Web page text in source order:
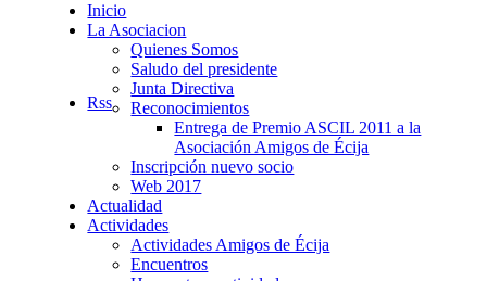
Rss
Inicio
La Asociacion
Quienes Somos
Saludo del presidente
Junta Directiva
Reconocimientos
Entrega de Premio ASCIL 2011 a la
Asociación Amigos de Écija
Inscripción nuevo socio
Web 2017
Actualidad
Actividades
Actividades Amigos de Écija
Encuentros